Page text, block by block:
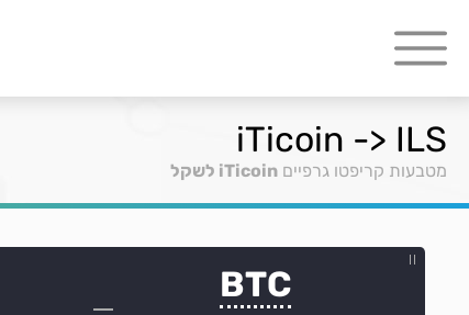
iTicoin -> ILS
מטבעות קריפטו גרפיים iTicoin לשקל